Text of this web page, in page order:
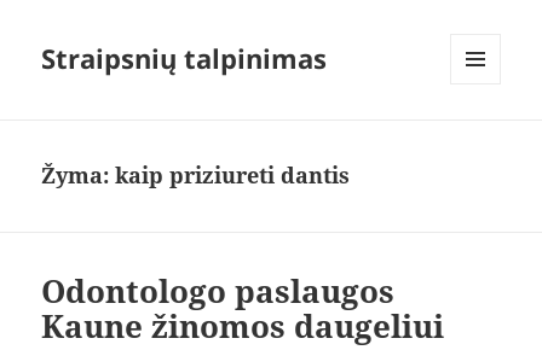
Straipsnių talpinimas
Žyma:kaip priziureti dantis
Odontologo paslaugos
Kaune žinomos daugeliui